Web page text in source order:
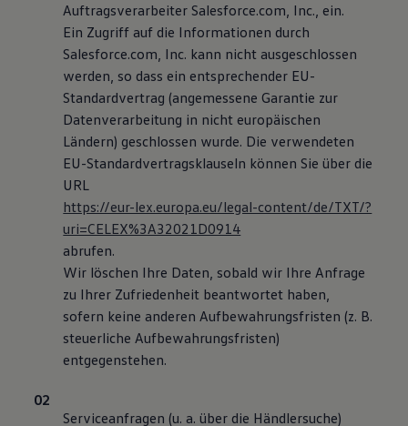
Auftragsverarbeiter Salesforce.com, Inc., ein.
Ein Zugriff auf die Informationen durch
Salesforce.com, Inc. kann nicht ausgeschlossen
werden, so dass ein entsprechender EU-
Standardvertrag (angemessene Garantie zur
Datenverarbeitung in nicht europäischen
Ländern) geschlossen wurde. Die verwendeten
EU-Standardvertragsklauseln können Sie über die
URL
https://eur-lex.europa.eu/legal-content/de/TXT/?
uri=CELEX%3A32021D0914
abrufen.
Wir löschen Ihre Daten, sobald wir Ihre Anfrage
zu Ihrer Zufriedenheit beantwortet haben,
sofern keine anderen Aufbewahrungsfristen (z. B.
steuerliche Aufbewahrungsfristen)
entgegenstehen.
Serviceanfragen (u. a. über die Händlersuche)